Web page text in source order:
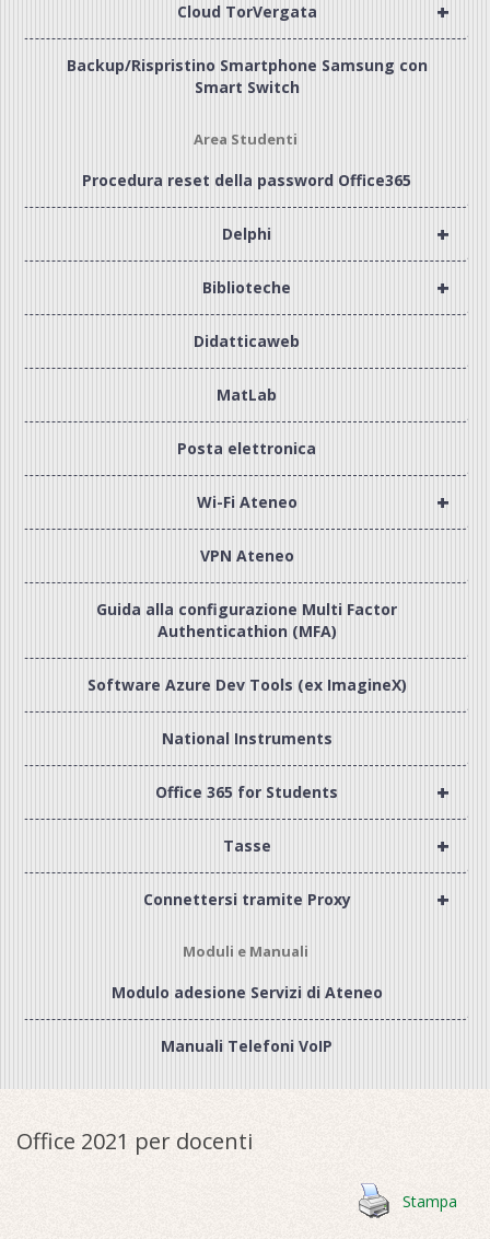
+
Cloud TorVergata
Backup/Rispristino Smartphone Samsung con
Smart Switch
Area Studenti
Procedura reset della password Office365
+
Delphi
+
Biblioteche
Didatticaweb
MatLab
Posta elettronica
+
Wi-Fi Ateneo
VPN Ateneo
Guida alla configurazione Multi Factor
Authenticathion (MFA)
Software Azure Dev Tools (ex ImagineX)
National Instruments
+
Office 365 for Students
+
Tasse
+
Connettersi tramite Proxy
Moduli e Manuali
Modulo adesione Servizi di Ateneo
Manuali Telefoni VoIP
Office 2021 per docenti
Stampa